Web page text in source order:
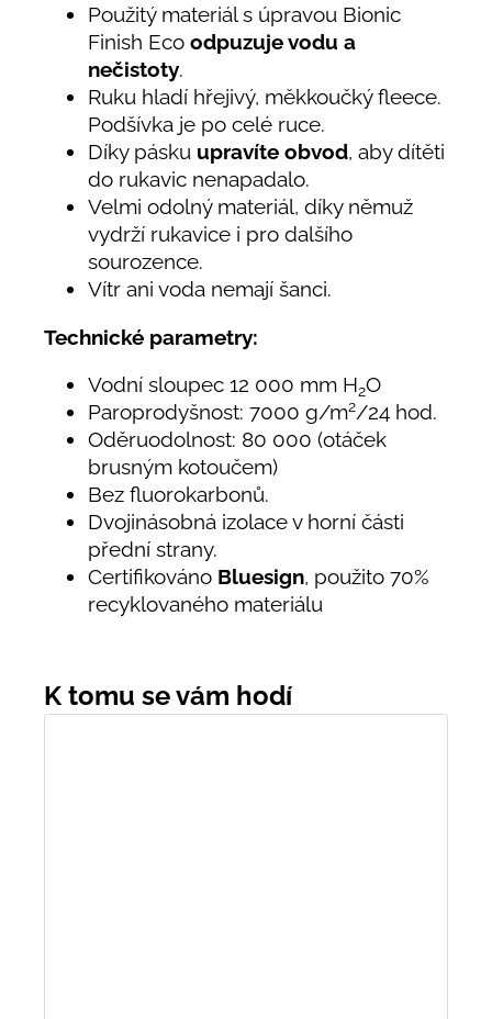
Použitý materiál s úpravou Bionic
Finish Eco odpuzuje vodu a
nečistoty.
Ruku hladí hřejivý, měkkoučký fleece.
Podšívka je po celé ruce.
Díky pásku upravíte obvod, aby dítěti
do rukavic nenapadalo.
Velmi odolný materiál, díky němuž
vydrží rukavice i pro dalšího
sourozence.
Vítr ani voda nemají šanci.
Technické parametry:
Vodní sloupec 12 000 mm H2O
Paroprodyšnost: 7000 g/m2/24 hod.
Oděruodolnost: 80 000 (otáček
brusným kotoučem)
Bez fluorokarbonů.
Dvojinásobná izolace v horní části
přední strany.
Certifikováno Bluesign, použito 70%
recyklovaného materiálu